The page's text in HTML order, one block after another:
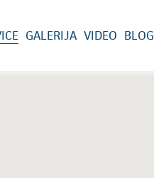
GALERIJA VIDEO BLOG